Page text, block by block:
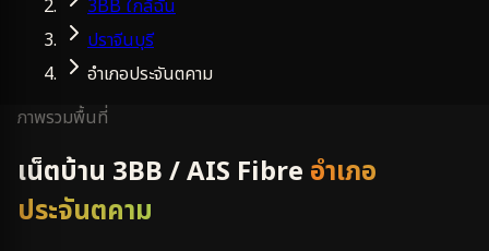
3BB ใกล้ฉัน
ปราจีนบุรี
อำเภอประจันตคาม
ภาพรวมพื้นที่
เน็ตบ้าน 3BB / AIS Fibre อำเภอ
ประจันตคาม